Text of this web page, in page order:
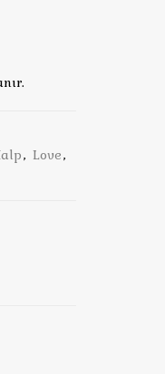
, Love,